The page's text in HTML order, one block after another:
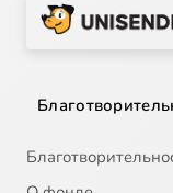
22 Тропарь